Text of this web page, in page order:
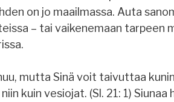
on jo maailmassa. Auta
– tai vaikenemaan tarpeen
mutta Sinä voit taivuttaa
kuin vesiojat. (Sl. 21: 1) Siunaa